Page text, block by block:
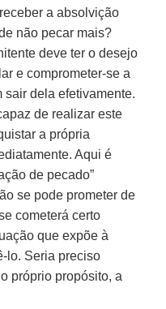
a absolvição
não pecar mais?
deve ter o desejo
e comprometer-se a
sair dela efetivamente.
de realizar este
a própria
Aqui é
de pecado”
se pode prometer de
cometerá certo
que expõe à
lo. Seria preciso
próprio propósito, a